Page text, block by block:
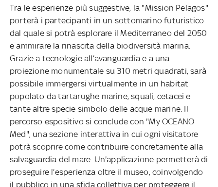
Tra le esperienze più suggestive, la "Mission Pelagos"
porterà i partecipanti in un sottomarino futuristico
dal quale si potrà esplorare il Mediterraneo del 2050
e ammirare la rinascita della biodiversità marina.
Grazie a tecnologie all’avanguardia e a una
proiezione monumentale su 310 metri quadrati, sarà
possibile immergersi virtualmente in un habitat
popolato da tartarughe marine, squali, cetacei e
tante altre specie simbolo delle acque marine. Il
percorso espositivo si conclude con "My OCEANO
Med", una sezione interattiva in cui ogni visitatore
potrà scoprire come contribuire concretamente alla
salvaguardia del mare. Un'applicazione permetterà di
proseguire l’esperienza oltre il museo, coinvolgendo
il pubblico in una sfida collettiva per proteggere il